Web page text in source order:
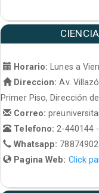
Horario:
Lunes a
Direccion: Av.
Primer Piso, Dirección
Correo:
Telefono: 2-440144
Whatsapp:
Pagina Web: Click